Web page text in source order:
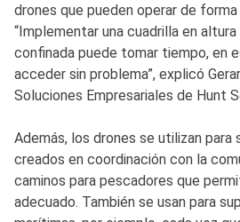
drones que pueden operar de
“Implementar una cuadrilla en
confinada puede tomar tiempo, en
acceder sin problema”, explicó
Soluciones Empresariales de Hunt
Además, los drones se utilizan para
creados en coordinación con la
caminos para pescadores que
adecuado. También se usan para